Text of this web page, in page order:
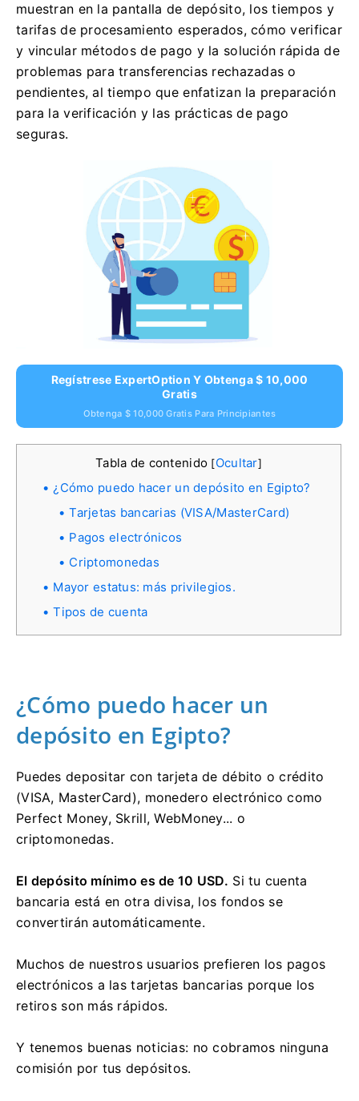
muestran en la pantalla de depósito, los tiempos y
tarifas de procesamiento esperados, cómo verificar
y vincular métodos de pago y la solución rápida de
problemas para transferencias rechazadas o
pendientes, al tiempo que enfatizan la preparación
para la verificación y las prácticas de pago
seguras.
Regístrese ExpertOption Y Obtenga $ 10,000
Gratis
Obtenga $ 10,000 Gratis Para Principiantes
Tabla de contenido [Ocultar]
¿Cómo puedo hacer un depósito en Egipto?
Tarjetas bancarias (VISA/MasterCard)
Pagos electrónicos
Criptomonedas
Mayor estatus: más privilegios.
Tipos de cuenta
¿Cómo puedo hacer un
depósito en Egipto?
Puedes depositar con tarjeta de débito o crédito
(VISA, MasterCard), monedero electrónico como
Perfect Money, Skrill, WebMoney... o
criptomonedas.
El depósito mínimo es de 10 USD. Si tu cuenta
bancaria está en otra divisa, los fondos se
convertirán automáticamente.
Muchos de nuestros usuarios prefieren los pagos
electrónicos a las tarjetas bancarias porque los
retiros son más rápidos.
Y tenemos buenas noticias: no cobramos ninguna
comisión por tus depósitos.